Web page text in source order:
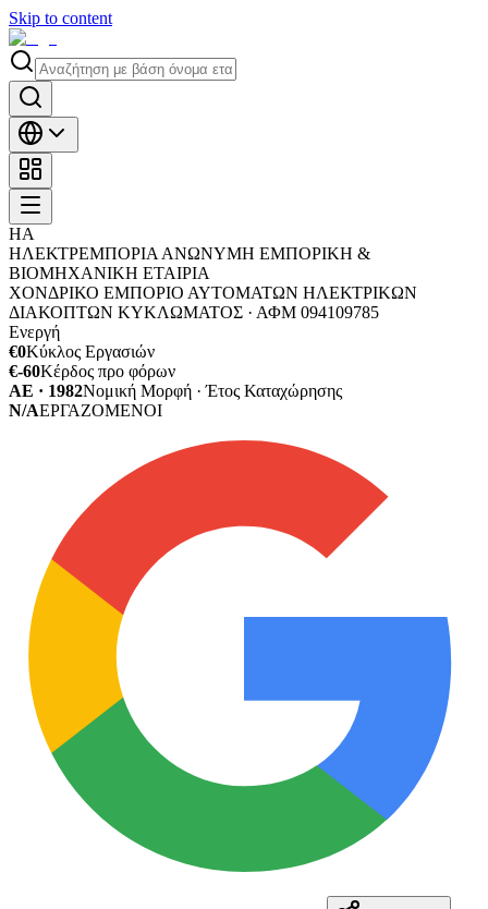
Skip to content
ΗΑ
ΗΛΕΚΤΡΕΜΠΟΡΙΑ ΑΝΩΝΥΜΗ ΕΜΠΟΡΙΚΗ &
ΒΙΟΜΗΧΑΝΙΚΗ ΕΤΑΙΡΙΑ
ΧΟΝΔΡΙΚΟ ΕΜΠΟΡΙΟ ΑΥΤΟΜΑΤΩΝ ΗΛΕΚΤΡΙΚΩΝ
ΔΙΑΚΟΠΤΩΝ ΚΥΚΛΩΜΑΤΟΣ · ΑΦΜ 094109785
Ενεργή
€0Κύκλος Εργασιών
€-60Κέρδος προ φόρων
ΑΕ · 1982Νομική Μορφή · Έτος Καταχώρησης
N/AΕΡΓΑΖΟΜΕΝΟΙ